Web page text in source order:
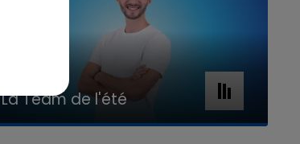
La Team de l'été